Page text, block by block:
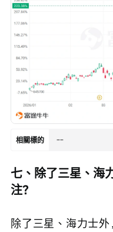
相關標的 --
七、除了三星、海
注？
除了三星、海力士